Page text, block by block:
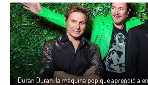
Duran Duran: la máquina pop que aprendió a